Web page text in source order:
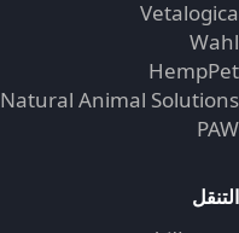
Vetalogica
Wahl
HempPet
Natural Animal Solutions
PAW
التنقل